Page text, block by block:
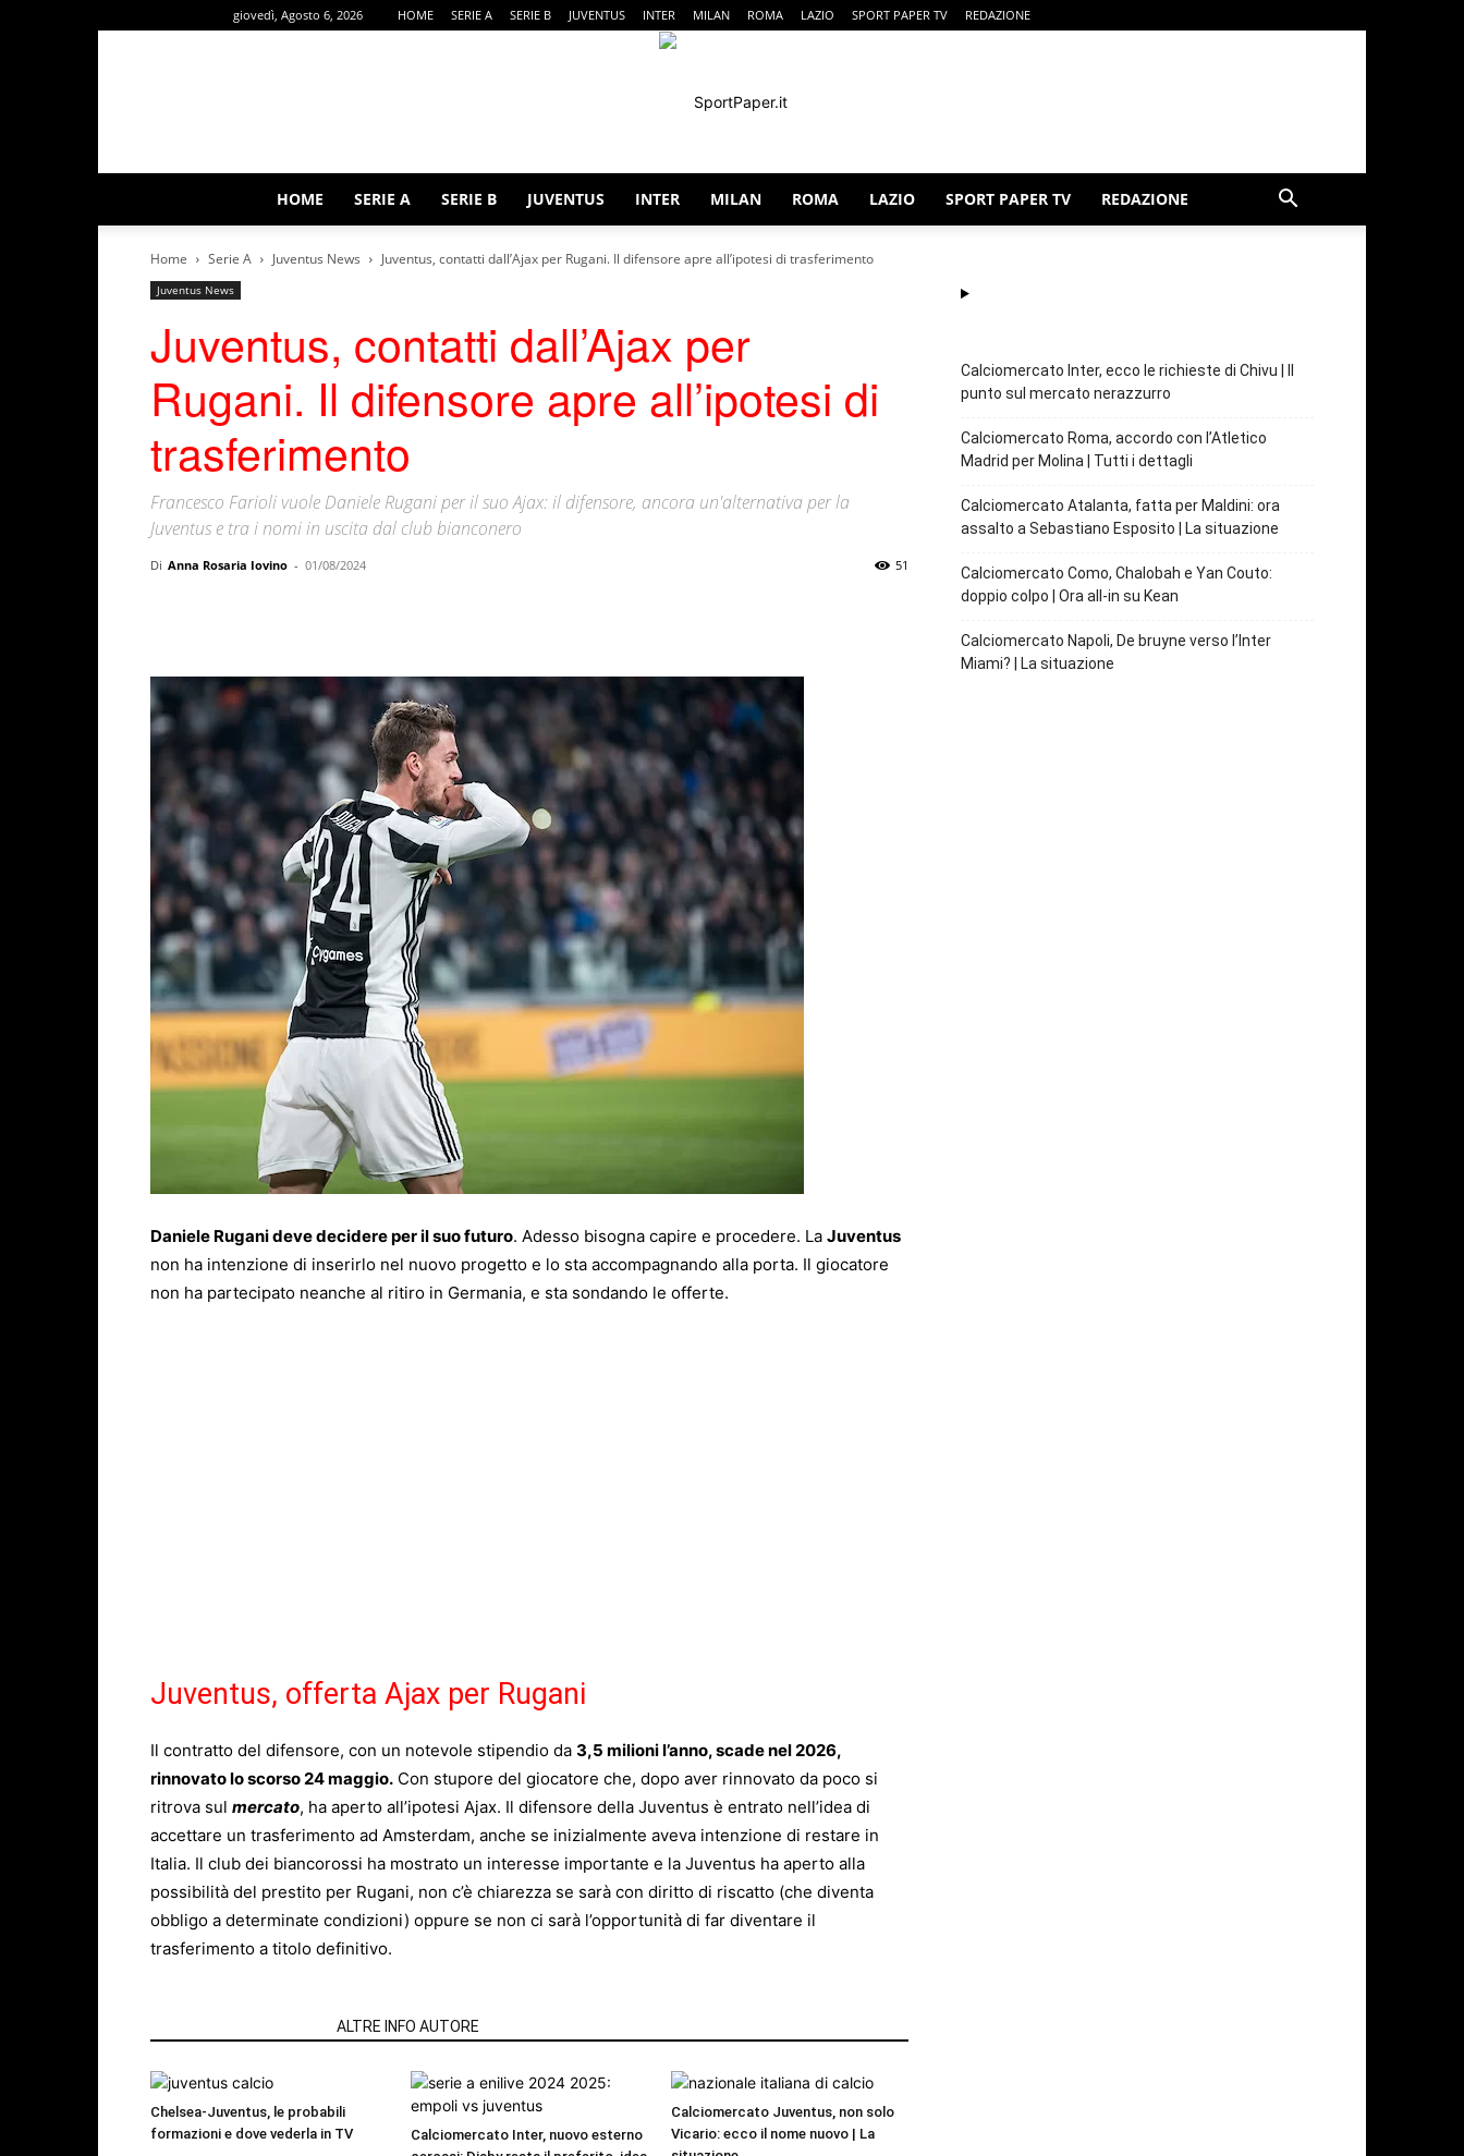
giovedì, Agosto 6, 2026 HOME SERIE A SERIE B JUVENTUS INTER MILAN ROMA LAZIO SPORT PAPER TV REDAZIONE
HOME SERIE A SERIE B JUVENTUS INTER MILAN ROMA LAZIO SPORT PAPER TV REDAZIONE
Home Serie A Juventus News Juventus, contatti dall’Ajax per Rugani. Il difensore apre all’ipotesi di trasferimento
Juventus News
Juventus, contatti dall’Ajax per
Rugani. Il difensore apre all’ipotesi di
trasferimento
Francesco Farioli vuole Daniele Rugani per il suo Ajax: il difensore, ancora un'alternativa per la
Juventus e tra i nomi in uscita dal club bianconero
Di Anna Rosaria Iovino - 01/08/2024 51
Daniele Rugani deve decidere per il suo futuro. Adesso bisogna capire e procedere. La Juventus
non ha intenzione di inserirlo nel nuovo progetto e lo sta accompagnando alla porta. Il giocatore
non ha partecipato neanche al ritiro in Germania, e sta sondando le offerte.
Juventus, offerta Ajax per Rugani
Il contratto del difensore, con un notevole stipendio da 3,5 milioni l’anno, scade nel 2026,
rinnovato lo scorso 24 maggio. Con stupore del giocatore che, dopo aver rinnovato da poco si
ritrova sul mercato, ha aperto all’ipotesi Ajax. Il difensore della Juventus è entrato nell’idea di
accettare un trasferimento ad Amsterdam, anche se inizialmente aveva intenzione di restare in
Italia. Il club dei biancorossi ha mostrato un interesse importante e la Juventus ha aperto alla
possibilità del prestito per Rugani, non c’è chiarezza se sarà con diritto di riscatto (che diventa
obbligo a determinate condizioni) oppure se non ci sarà l’opportunità di far diventare il
trasferimento a titolo definitivo.
ALTRE INFO AUTORE
Chelsea-Juventus, le probabili
formazioni e dove vederla in TV
Calciomercato Inter, nuovo esterno
Calciomercato Juventus, non solo
Vicario: ecco il nome nuovo | La
Calciomercato Inter, ecco le richieste di Chivu | Il
punto sul mercato nerazzurro
Calciomercato Roma, accordo con l’Atletico
Madrid per Molina | Tutti i dettagli
Calciomercato Atalanta, fatta per Maldini: ora
assalto a Sebastiano Esposito | La situazione
Calciomercato Como, Chalobah e Yan Couto:
doppio colpo | Ora all-in su Kean
Calciomercato Napoli, De bruyne verso l’Inter
Miami? | La situazione